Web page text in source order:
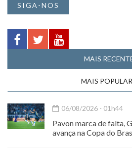
SIGA-NOS
MAIS
MAIS
06/08/2026 - 01h44
Pavon marca de falta,
avança na Copa do